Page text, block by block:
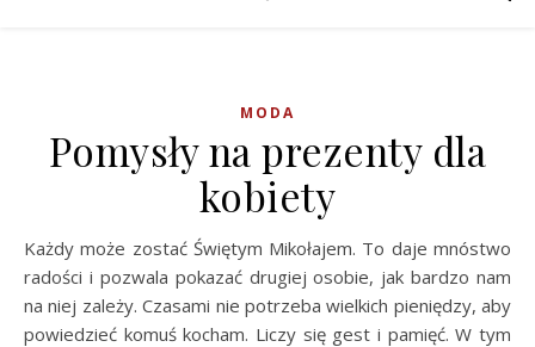
MODA
Pomysły na prezenty dla
kobiety
Każdy może zostać Świętym Mikołajem. To daje mnóstwo
radości i pozwala pokazać drugiej osobie, jak bardzo nam
na niej zależy. Czasami nie potrzeba wielkich pieniędzy, aby
powiedzieć komuś kocham. Liczy się gest i pamięć. W tym